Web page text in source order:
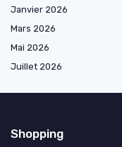
Janvier 2026
Mars 2026
Mai 2026
Juillet 2026
Shopping